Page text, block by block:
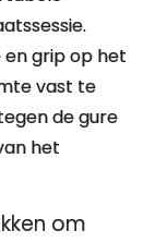
grip op het
vast te
de gure
het
om